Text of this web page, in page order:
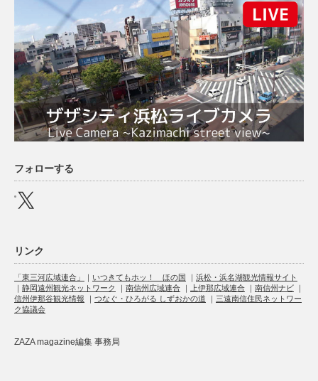
フォローする
X
リンク
「東三河広域連合」 ｜ いつきてもホッ！ ほの国 ｜ 浜松・浜名湖観光情報サイト
｜ 静岡遠州観光ネットワーク ｜ 南信州広域連合 ｜ 上伊那広域連合 ｜ 南信州ナビ ｜
信州伊那谷観光情報 ｜ つなぐ・ひろがる しずおかの道 ｜ 三遠南信住民ネットワー
ク協議会
ZAZA magazine編集 事務局